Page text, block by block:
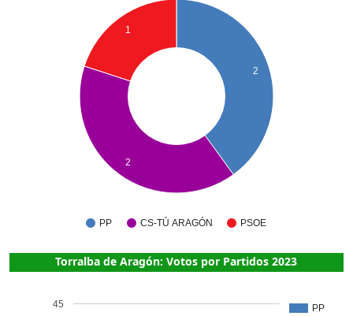
PP CS-TÚ ARAGÓN PSOE
2
1
2
Torralba de Aragón: Votos por Partidos 2023
PP
45